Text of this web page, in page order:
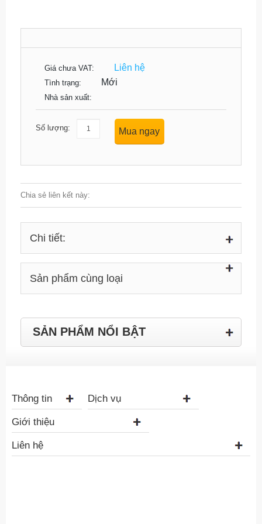
Giá chưa VAT: Liên hệ
Tình trạng: Mới
Nhà sản xuất:
Số lượng: Mua ngay
Chia sẻ liên kết này:
Chi tiết:
Sản phẩm cùng loại
SẢN PHẨM NỔI BẬT
Thông tin Dịch vụ
Giới thiệu
Liên hệ